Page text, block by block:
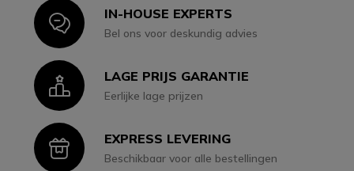
IconIN-HOUSE EXPERTS
Bel ons voor deskundig advies
IconLAGE PRIJS GARANTIE
Eerlijke lage prijzen
IconEXPRESS LEVERING
Beschikbaar voor alle bestellingen